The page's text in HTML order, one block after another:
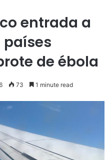
entrada a
países
de ébola
73 1 minute read